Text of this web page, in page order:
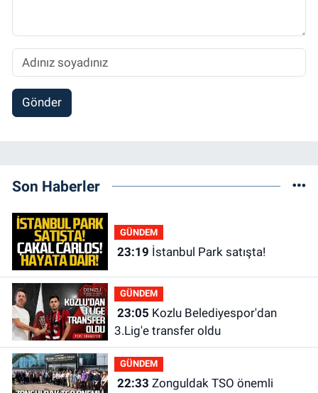
Gönder
Son Haberler
GÜNDEM
23:19 İstanbul Park satışta!
GÜNDEM
23:05
3.Lig'e transfer oldu
GÜNDEM
22:33